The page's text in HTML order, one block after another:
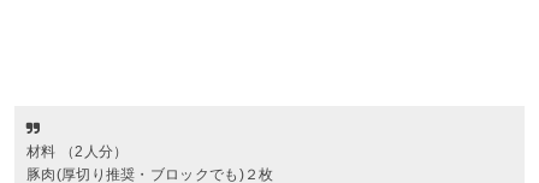
材料 （2人分）
豚肉(厚切り推奨・ブロックでも)２枚